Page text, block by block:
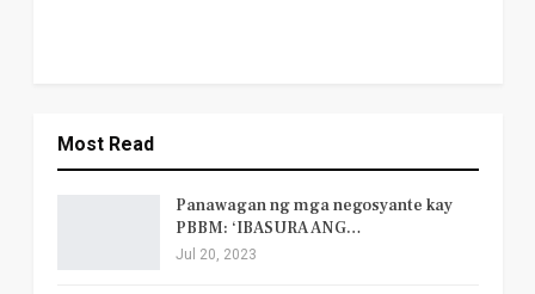
Most Read
Panawagan ng mga negosyante kay
PBBM: ‘IBASURA ANG…
Jul 20, 2023